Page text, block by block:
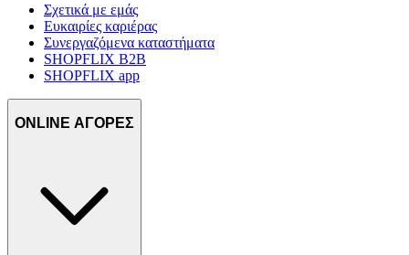
Σχετικά με εμάς
Ευκαιρίες καριέρας
Συνεργαζόμενα καταστήματα
SHOPFLIX B2B
SHOPFLIX app
ONLINE ΑΓΟΡΕΣ